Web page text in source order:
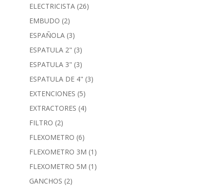
ELECTRICISTA (26)
EMBUDO (2)
ESPAÑOLA (3)
ESPATULA 2" (3)
ESPATULA 3" (3)
ESPATULA DE 4" (3)
EXTENCIONES (5)
EXTRACTORES (4)
FILTRO (2)
FLEXOMETRO (6)
FLEXOMETRO 3M (1)
FLEXOMETRO 5M (1)
GANCHOS (2)